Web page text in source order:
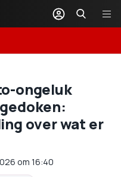
ongeluk
over wat er
om 16:40